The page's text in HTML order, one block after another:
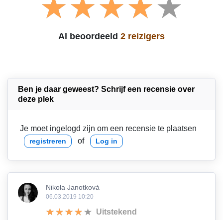
Al beoordeeld 2 reizigers
Ben je daar geweest? Schrijf een recensie over
deze plek
Je moet ingelogd zijn om een recensie te plaatsen
registreren of Log in
Nikola Janotková
06.03.2019 10:20
Uitstekend